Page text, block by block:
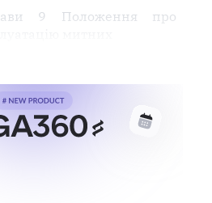
9 Положення про